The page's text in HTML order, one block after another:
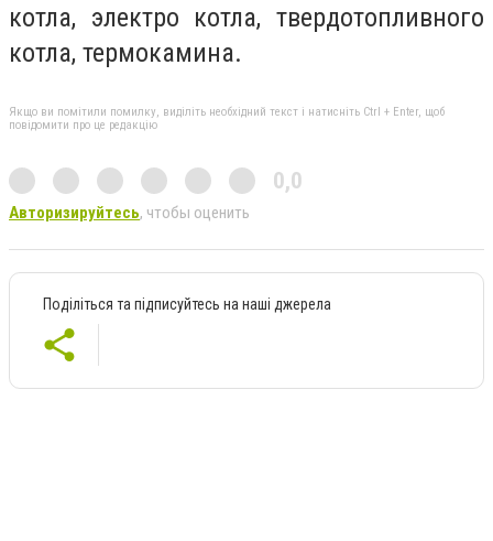
котла, электро котла, твердотопливного
котла, термокамина.
Якщо ви помітили помилку, виділіть необхідний текст і натисніть Ctrl + Enter, щоб
повідомити про це редакцію
0,0
Авторизируйтесь, чтобы оценить
Поділіться та підписуйтесь на наші джерела